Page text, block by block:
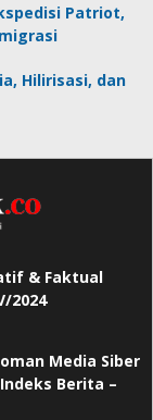
Patriot,
Hilirisasi, dan
& Faktual
2024
Media Siber
Indeks Berita –